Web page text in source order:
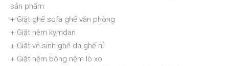
sản phẩm:
+ Giặt ghế sofa ghế văn phòng
+ Giặt nệm kymdan
+ Giặt vệ sinh ghế da ghế nỉ
+ Giặt nệm bông nệm lò xo